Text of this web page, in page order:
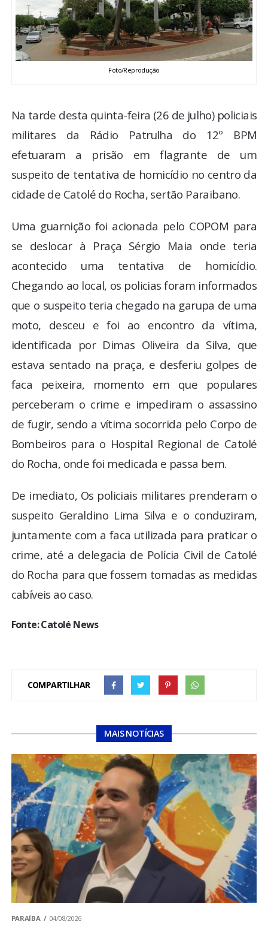
TV LPB
FOTOS
Foto/Reprodução
Na tarde desta quinta-feira (26 de julho) policiais
militares da Rádio Patrulha do 12º BPM
efetuaram a prisão em flagrante de um
suspeito de tentativa de homicídio no centro da
cidade de Catolé do Rocha, sertão Paraibano.
Uma guarnição foi acionada pelo COPOM para
se deslocar à Praça Sérgio Maia onde teria
acontecido uma tentativa de homicídio.
Chegando ao local, os policias foram informados
que o suspeito teria chegado na garupa de uma
moto, desceu e foi ao encontro da vítima,
identificada por Dimas Oliveira da Silva, que
estava sentado na praça, e desferiu golpes de
faca peixeira, momento em que populares
perceberam o crime e impediram o assassino
de fugir, sendo a vítima socorrida pelo Corpo de
Bombeiros para o Hospital Regional de Catolé
do Rocha, onde foi medicada e passa bem.
De imediato, Os policiais militares prenderam o
suspeito Geraldino Lima Silva e o conduziram,
juntamente com a faca utilizada para praticar o
crime, até a delegacia de Polícia Civil de Catolé
do Rocha para que fossem tomadas as medidas
cabíveis ao caso.
Fonte: Catolé News
COMPARTILHAR
MAIS NOTÍCIAS
PARAÍBA 04/08/2026